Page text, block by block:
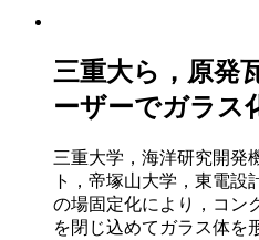
三重大ら，原発
ーザーでガラス
三重大学，海洋研究開発
ト，帝塚山大学，東電設
の場固定化により，コン
を閉じ込めてガラス体を